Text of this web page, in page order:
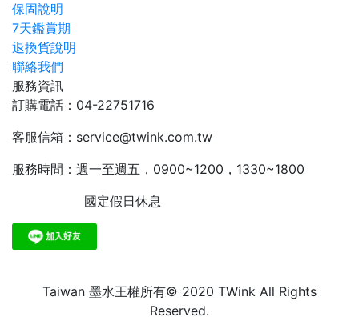
保固說明
7天鑑賞期
退換貨說明
聯絡我們
服務資訊
訂購電話：04-22751716
客服信箱：service@twink.com.tw
服務時間：週一至週五，0900~1200，1330~1800
國定假日休息
Taiwan 墨水王權所有© 2020 TWink All Rights
Reserved.